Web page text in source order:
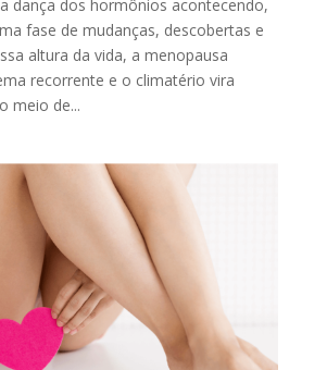
dança dos hormônios acontecendo,
fase de mudanças, descobertas e
altura da vida, a menopausa
recorrente e o climatério vira
meio de...